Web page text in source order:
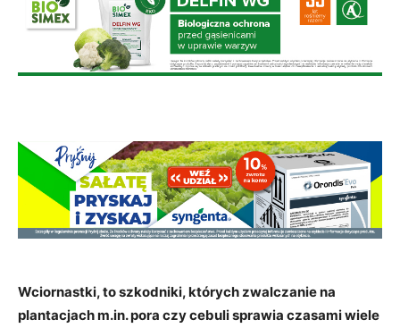
Wciornastki, to szkodniki, których zwalczanie na
plantacjach m.in. pora czy cebuli sprawia czasami wiele